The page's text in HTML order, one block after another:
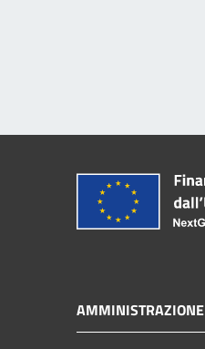
AMMINISTRAZIONE